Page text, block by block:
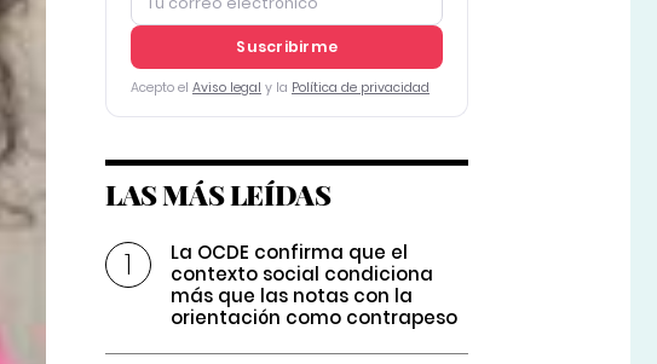
Suscribirme
Acepto el Aviso legal y la Política de privacidad
LAS MÁS LEÍDAS
La OCDE confirma que el
contexto social condiciona
más que las notas con la
orientación como contrapeso